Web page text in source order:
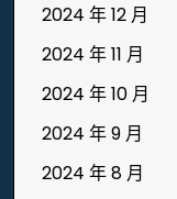
2024 年 12 月
2024 年 11 月
2024 年 10 月
2024 年 9 月
2024 年 8 月